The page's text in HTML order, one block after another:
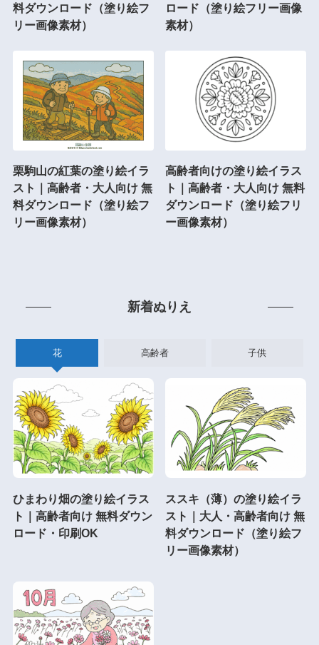
料ダウンロード（塗り絵フ
リー画像素材）
ロード（塗り絵フリー画像
素材）
栗駒山の紅葉の塗り絵イラ
スト｜高齢者・大人向け 無
料ダウンロード（塗り絵フ
リー画像素材）
高齢者向けの塗り絵イラス
ト｜高齢者・大人向け 無料
ダウンロード（塗り絵フリ
ー画像素材）
新着ぬりえ
花 高齢者 子供
ひまわり畑の塗り絵イラス
ト｜高齢者向け 無料ダウン
ロード・印刷OK
ススキ（薄）の塗り絵イラ
スト｜大人・高齢者向け 無
料ダウンロード（塗り絵フ
リー画像素材）